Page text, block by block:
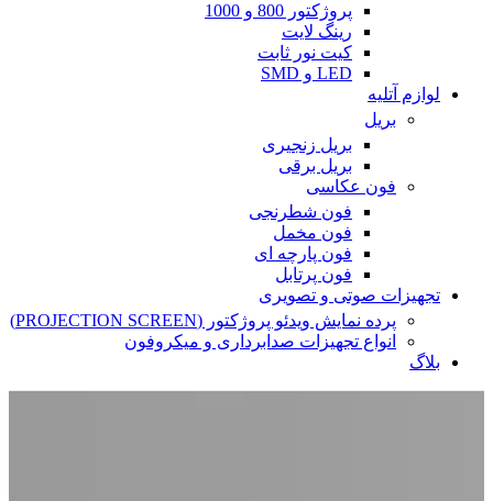
پروژکتور 800 و 1000
رینگ لایت
کیت نور ثابت
LED و SMD
لوازم آتلیه
بریل
بریل زنجیری
بریل برقی
فون عکاسی
فون شطرنجی
فون مخمل
فون پارچه ای
فون پرتابل
تجهیزات صوتی و تصویری
پرده نمایش ویدئو پروژکتور (PROJECTION SCREEN)
انواع تجهیزات صدابرداری و میکروفون
بلاگ